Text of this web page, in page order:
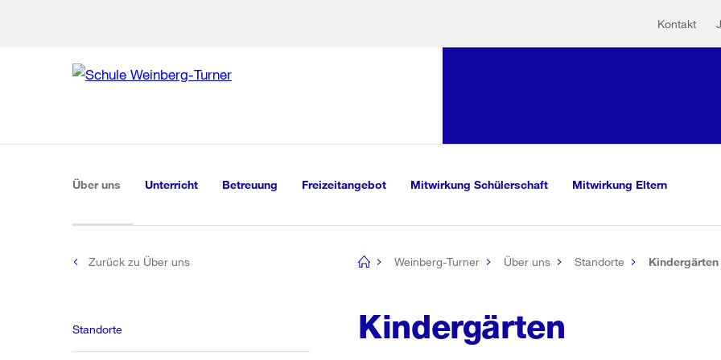
Kontakt
Navigation
Über uns (aktiv)Unterricht Betreuung Freizeitangebot Mitwirkung Schülerschaft Mitwirkung Eltern
[no
Weinberg-Turner Über uns Standorte Kindergärten
Kindergärten
Zurück zu Über uns
Standorte